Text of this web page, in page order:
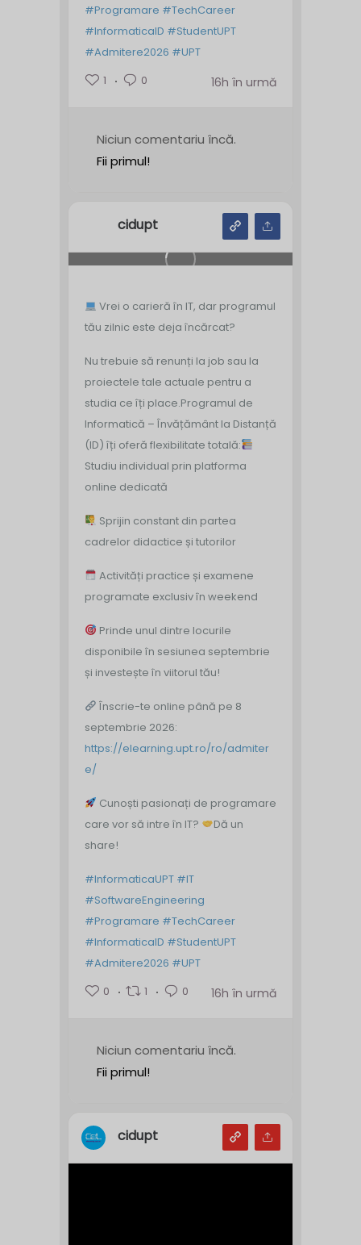
#Programare #TechCareer
#InformaticaID #StudentUPT
#Admitere2026 #UPT
1
0 16h în urmă
Niciun comentariu încă.
Fii primul!
cidupt
Vrei o carieră în IT, dar programul
tău zilnic este deja încărcat?
Nu trebuie să renunți la job sau la
proiectele tale actuale pentru a
studia ce îți place.Programul de
Informatică – Învățământ la Distanță
(ID) îți oferă flexibilitate totală:
Studiu individual prin platforma
online dedicată
Sprijin constant din partea
cadrelor didactice și tutorilor
Activități practice și examene
programate exclusiv în weekend
Prinde unul dintre locurile
disponibile în sesiunea septembrie
și investește în viitorul tău!
Înscrie-te online până pe 8
septembrie 2026:
https://elearning.upt.ro/ro/admiter
e/
Cunoști pasionați de programare
care vor să intre în IT?
Dă un
share!
#InformaticaUPT #IT
#SoftwareEngineering
#Programare #TechCareer
#InformaticaID #StudentUPT
#Admitere2026 #UPT
0
1 0 16h în urmă
Niciun comentariu încă.
Fii primul!
cidupt